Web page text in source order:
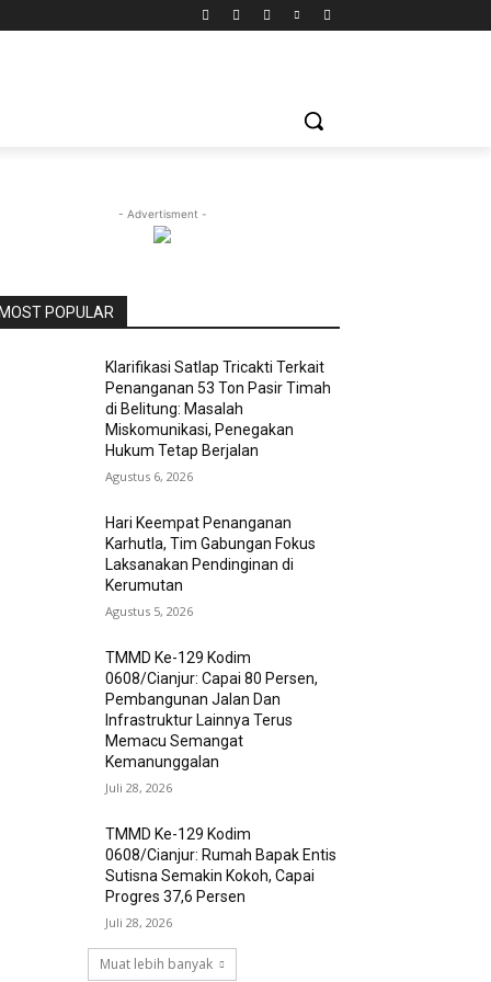
- Advertisment -
MOST POPULAR
Klarifikasi Satlap Tricakti Terkait
Penanganan 53 Ton Pasir Timah
di Belitung: Masalah
Miskomunikasi, Penegakan
Hukum Tetap Berjalan
Agustus 6, 2026
Hari Keempat Penanganan
Karhutla, Tim Gabungan Fokus
Laksanakan Pendinginan di
Kerumutan
Agustus 5, 2026
TMMD Ke-129 Kodim
0608/Cianjur: Capai 80 Persen,
Pembangunan Jalan Dan
Infrastruktur Lainnya Terus
Memacu Semangat
Kemanunggalan
Juli 28, 2026
TMMD Ke-129 Kodim
0608/Cianjur: Rumah Bapak Entis
Sutisna Semakin Kokoh, Capai
Progres 37,6 Persen
Juli 28, 2026
Muat lebih banyak